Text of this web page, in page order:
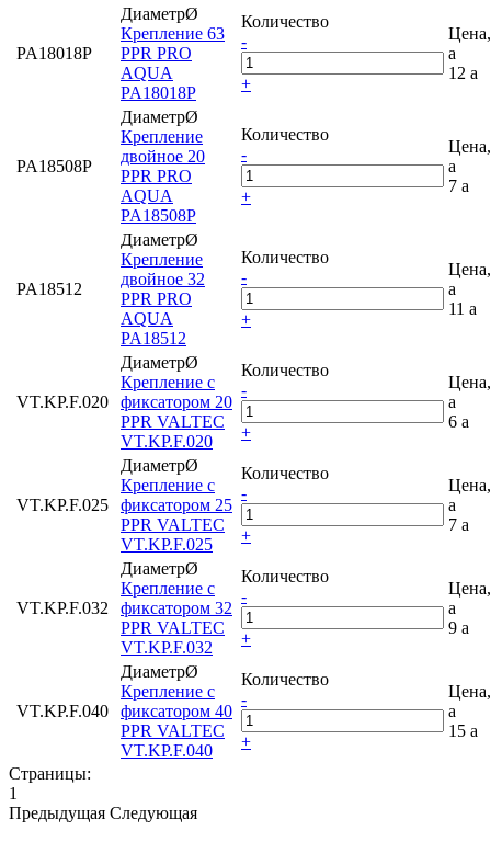
PA18018P
ДиаметрØ
Крепление 63
PPR PRO
AQUA
PA18018P
Количество
-
+
Цена,
a
12 a
PA18508P
ДиаметрØ
Крепление
двойное 20
PPR PRO
AQUA
PA18508P
Количество
-
+
Цена,
a
7 a
PA18512
ДиаметрØ
Крепление
двойное 32
PPR PRO
AQUA
PA18512
Количество
-
+
Цена,
a
11 a
VT.KP.F.020
ДиаметрØ
Крепление с
фиксатором 20
PPR VALTEC
VT.KP.F.020
Количество
-
+
Цена,
a
6 a
VT.KP.F.025
ДиаметрØ
Крепление с
фиксатором 25
PPR VALTEC
VT.KP.F.025
Количество
-
+
Цена,
a
7 a
VT.KP.F.032
ДиаметрØ
Крепление с
фиксатором 32
PPR VALTEC
VT.KP.F.032
Количество
-
+
Цена,
a
9 a
VT.KP.F.040
ДиаметрØ
Крепление с
фиксатором 40
PPR VALTEC
VT.KP.F.040
Количество
-
+
Цена,
a
15 a
Страницы:
1
Предыдущая Следующая